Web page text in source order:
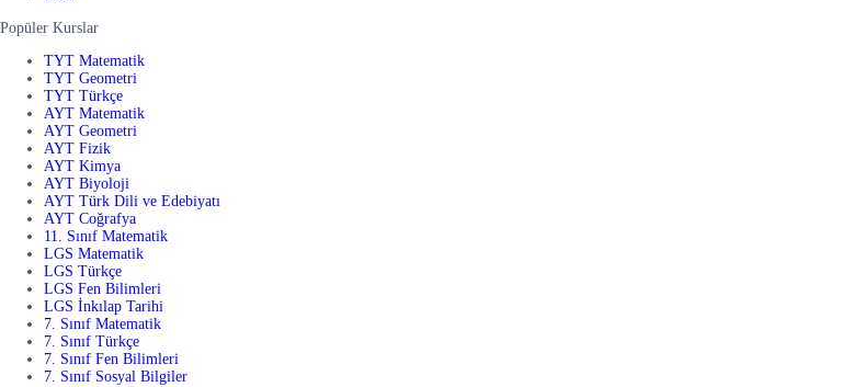
Popüler Kurslar
TYT Matematik
TYT Geometri
TYT Türkçe
AYT Matematik
AYT Geometri
AYT Fizik
AYT Kimya
AYT Biyoloji
AYT Türk Dili ve Edebiyatı
AYT Coğrafya
11. Sınıf Matematik
LGS Matematik
LGS Türkçe
LGS Fen Bilimleri
LGS İnkılap Tarihi
7. Sınıf Matematik
7. Sınıf Türkçe
7. Sınıf Fen Bilimleri
7. Sınıf Sosyal Bilgiler